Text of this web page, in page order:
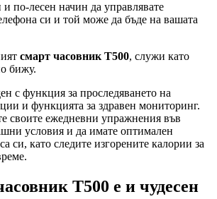
по-лесен начин да управлявате
си и той може да бъде на вашата
смарт часовник Т500, служи като
бижу.
с функция за проследяването на
и функцията за здравен мониторинг.
своите ежедневни упражнения във
условия и да имате оптимален
си, като следите изгорените калории за
Т500 е и чудесен